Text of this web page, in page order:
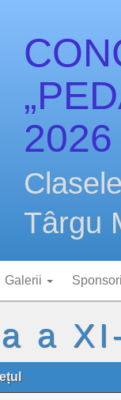
2026
Târgu
Galerii Sponsori
a